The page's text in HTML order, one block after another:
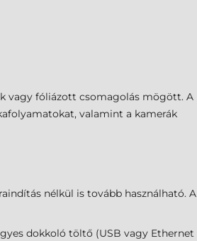
vagy fóliázott csomagolás mögött. A
valamint a kamerák
nélkül is tovább használható. A
dokkoló töltő (USB vagy Ethernet